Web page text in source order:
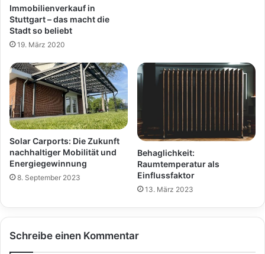
Immobilienverkauf in
Stuttgart – das macht die
Stadt so beliebt
19. März 2020
Solar Carports: Die Zukunft
nachhaltiger Mobilität und
Energiegewinnung
8. September 2023
Behaglichkeit:
Raumtemperatur als
Einflussfaktor
13. März 2023
Schreibe einen Kommentar